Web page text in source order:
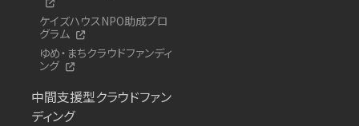
ケイズハウスNPO助成プロ
グラム
ゆめ・まちクラウドファンディ
ング
中間支援型クラウドファン
ディング